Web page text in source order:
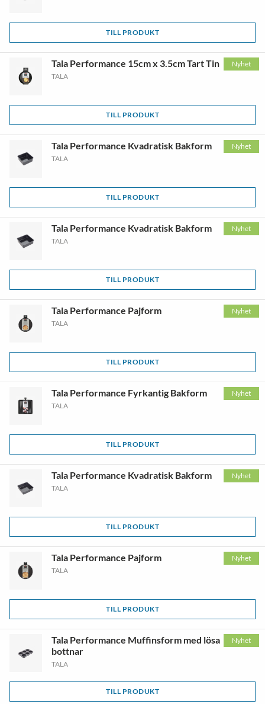
TILL PRODUKT
Nyhet
Tala Performance 15cm x 3.5cm Tart Tin
TALA
TILL PRODUKT
Nyhet
Tala Performance Kvadratisk Bakform
TALA
TILL PRODUKT
Nyhet
Tala Performance Kvadratisk Bakform
TALA
TILL PRODUKT
Nyhet
Tala Performance Pajform
TALA
TILL PRODUKT
Nyhet
Tala Performance Fyrkantig Bakform
TALA
TILL PRODUKT
Nyhet
Tala Performance Kvadratisk Bakform
TALA
TILL PRODUKT
Nyhet
Tala Performance Pajform
TALA
TILL PRODUKT
Nyhet
Tala Performance Muffinsform med lösa
bottnar
TALA
TILL PRODUKT